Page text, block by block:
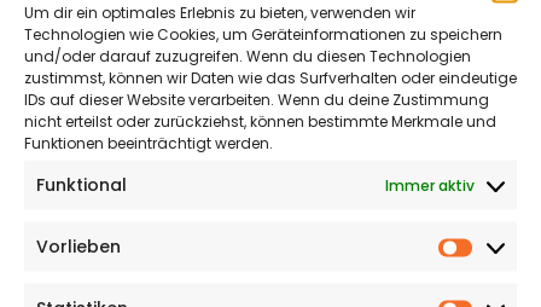
Um dir ein optimales Erlebnis zu bieten, verwenden wir
Technologien wie Cookies, um Geräteinformationen zu speichern
und/oder darauf zuzugreifen. Wenn du diesen Technologien
zustimmst, können wir Daten wie das Surfverhalten oder eindeutige
IDs auf dieser Website verarbeiten. Wenn du deine Zustimmung
nicht erteilst oder zurückziehst, können bestimmte Merkmale und
Funktionen beeinträchtigt werden.
Funktional Immer aktiv
Vorlieben